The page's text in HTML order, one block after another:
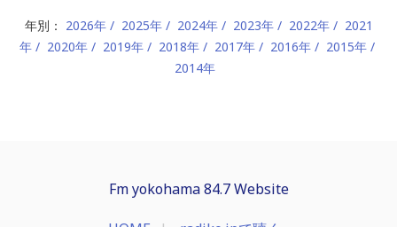
年別： 2026年 2025年 2024年 2023年 2022年
2021
年
2020年 2019年 2018年 2017年 2016年
2015年
2014年
Fm yokohama 84.7 Website